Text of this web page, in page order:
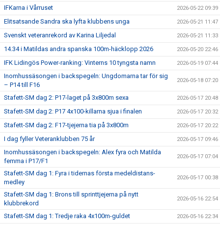
IFKarna i Vårruset 2026-05-22 09:39
Elitsatsande Sandra ska lyfta klubbens unga 2026-05-21 11:47
Svenskt veteranrekord av Karina Liljedal 2026-05-21 11:33
14.34 i Matildas andra spanska 100m-häcklopp 2026 2026-05-20 22:46
IFK Lidingös Power-ranking: Vinterns 10 tyngsta namn 2026-05-19 07:44
Inomhussäsongen i backspegeln: Ungdomarna tar för sig
– P14 till F16
2026-05-18 07:20
Stafett-SM dag 2: P17-laget på 3x800m sexa 2026-05-17 20:48
Stafett-SM dag 2: P17 4x100-killarna sjua i finalen 2026-05-17 20:32
Stafett-SM dag 2: F17-tjejerna tia på 3x800m 2026-05-17 20:22
I dag fyller Veteranklubben 75 år 2026-05-17 09:46
Inomhussäsongen i backspegeln: Alex fyra och Matilda
femma i P17/F1
2026-05-17 07:04
Stafett-SM dag 1: Fyra i tidernas första medeldistans-
medley
2026-05-17 00:38
Stafett-SM dag 1: Brons till sprinttjejerna på nytt
klubbrekord
2026-05-16 22:54
Stafett-SM dag 1: Tredje raka 4x100m-guldet 2026-05-16 22:34